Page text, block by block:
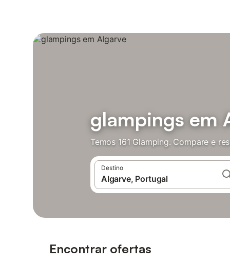
glampings em
Temos 161 Glamping. Compare e
Destino
Encontrar ofertas